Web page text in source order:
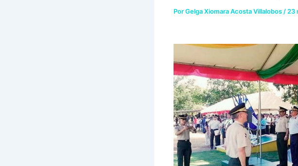
PorGelga Xiomara Acosta Villalobos / 23